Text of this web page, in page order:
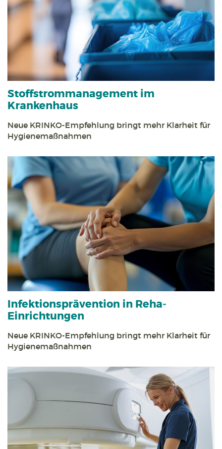
Stoff­strom­management im
Krankenhaus
Neue KRINKO-Empfehlung bringt mehr Klarheit für
Hygienemaßnahmen
Infektions­prävention in Reha­
Einrichtungen
Neue KRINKO-Empfehlung bringt mehr Klarheit für
Hygiene­maßnahmen